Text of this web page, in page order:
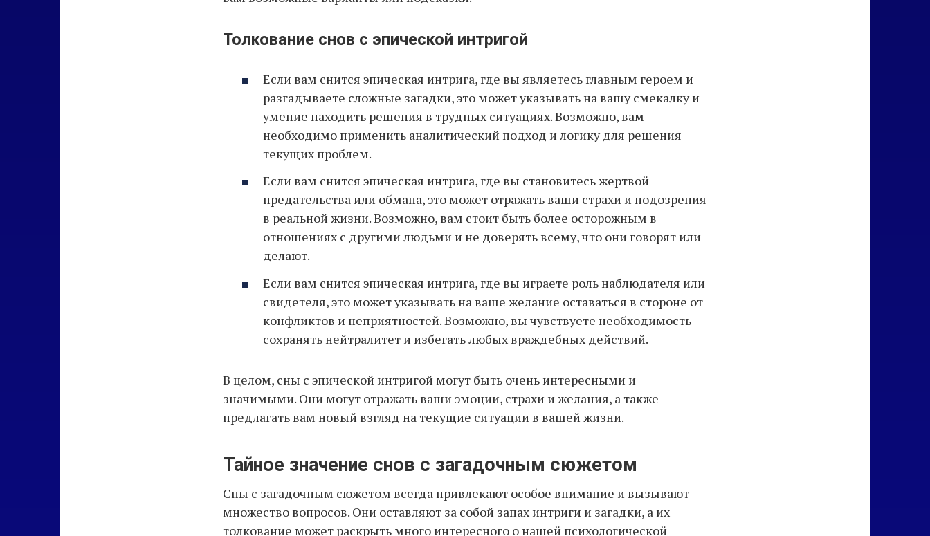
Толкование снов с эпической интригой
Если вам снится эпическая интрига, где вы являетесь главным героем и
разгадываете сложные загадки, это может указывать на вашу смекалку и
умение находить решения в трудных ситуациях. Возможно, вам
необходимо применить аналитический подход и логику для решения
текущих проблем.
Если вам снится эпическая интрига, где вы становитесь жертвой
предательства или обмана, это может отражать ваши страхи и подозрения
в реальной жизни. Возможно, вам стоит быть более осторожным в
отношениях с другими людьми и не доверять всему, что они говорят или
делают.
Если вам снится эпическая интрига, где вы играете роль наблюдателя или
свидетеля, это может указывать на ваше желание оставаться в стороне от
конфликтов и неприятностей. Возможно, вы чувствуете необходимость
сохранять нейтралитет и избегать любых враждебных действий.
В целом, сны с эпической интригой могут быть очень интересными и
значимыми. Они могут отражать ваши эмоции, страхи и желания, а также
предлагать вам новый взгляд на текущие ситуации в вашей жизни.
Тайное значение снов с загадочным сюжетом
Сны с загадочным сюжетом всегда привлекают особое внимание и вызывают
множество вопросов. Они оставляют за собой запах интриги и загадки, а их
толкование может раскрыть много интересного о нашей психологической